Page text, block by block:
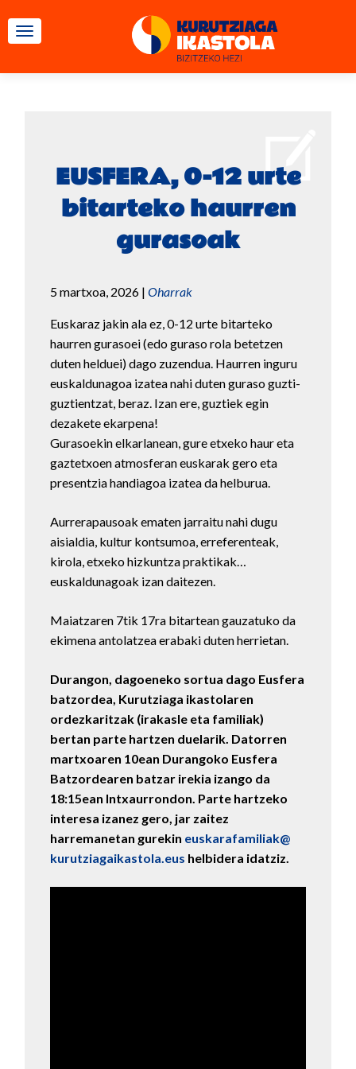
TOGGLE NAVIGATION
EUSFERA, 0-12 urte
bitarteko haurren
gurasoak
5 martxoa, 2026 | Oharrak
Euskaraz jakin ala ez, 0-12 urte bitarteko
haurren gurasoei (edo guraso rola betetzen
duten helduei) dago zuzendua. Haurren inguru
euskaldunagoa izatea nahi duten guraso guzti-
guztientzat, beraz. Izan ere, guztiek egin
dezakete ekarpena!
Gurasoekin elkarlanean, gure etxeko haur eta
gaztetxoen atmosferan euskarak gero eta
presentzia handiagoa izatea da helburua.
Aurrerapausoak ematen jarraitu nahi dugu
aisialdia, kultur kontsumoa, erreferenteak,
kirola, etxeko hizkuntza praktikak…
euskaldunagoak izan daitezen.
Maiatzaren 7tik 17ra bitartean gauzatuko da
ekimena antolatzea erabaki duten herrietan.
Durangon, dagoeneko sortua dago Eusfera
batzordea, Kurutziaga ikastolaren
ordezkaritzak (irakasle eta familiak)
bertan parte hartzen duelarik. Datorren
martxoaren 10ean Durangoko Eusfera
Batzordearen batzar irekia izango da
18:15ean Intxaurrondon. Parte hartzeko
interesa izanez gero, jar zaitez
harremanetan gurekin euskarafamiliak@
kurutziagaikastola.eus helbidera idatziz.